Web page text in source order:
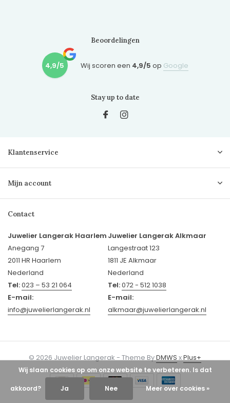
Beoordelingen
4,9/5 Wij scoren een 4,9/5 op Google
Stay up to date
Klantenservice
Mijn account
Contact
Juwelier Langerak Haarlem
Anegang 7
2011 HR Haarlem
Nederland
Tel:023 – 53 21 064
E-mail:
info@juwelierlangerak.nl
Juwelier Langerak Alkmaar
Langestraat 123
1811 JE Alkmaar
Nederland
Tel:072 - 512 1038
E-mail:
alkmaar@juwelierlangerak.nl
© 2026 Juwelier Langerak - Theme ByDMWSxPlus+
Wij slaan cookies op om onze website te verbeteren. Is dat
akkoord? Ja Nee Meer over cookies »